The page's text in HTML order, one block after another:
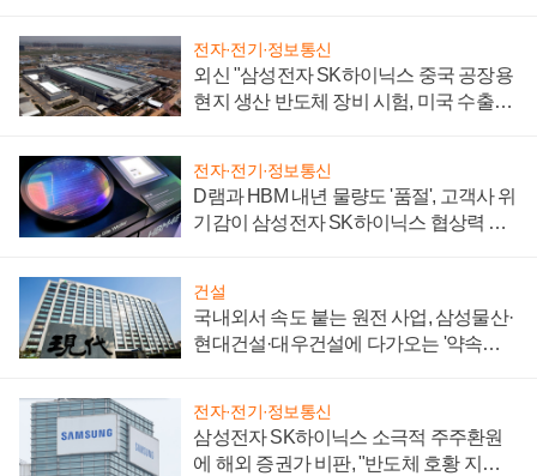
전자·전기·정보통신
외신 "삼성전자 SK하이닉스 중국 공장용
현지 생산 반도체 장비 시험, 미국 수출통
전자·전기·정보통신
D램과 HBM 내년 물량도 '품절', 고객사 위
기감이 삼성전자 SK하이닉스 협상력 더
건설
국내외서 속도 붙는 원전 사업, 삼성물산·
현대건설·대우건설에 다가오는 '약속의
전자·전기·정보통신
삼성전자 SK하이닉스 소극적 주주환원
에 해외 증권가 비판, "반도체 호황 지속